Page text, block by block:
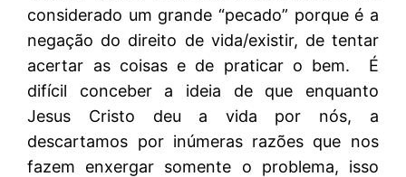
considerado um grande “pecado” porque é a
negação do direito de vida/existir, de tentar
acertar as coisas e de praticar o bem. É
difícil conceber a ideia de que enquanto
Jesus Cristo deu a vida por nós, a
descartamos por inúmeras razões que nos
fazem enxergar somente o problema, isso